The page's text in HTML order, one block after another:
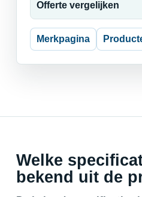
Offerte vergelijken
Merkpagina
Welke
bekend uit de